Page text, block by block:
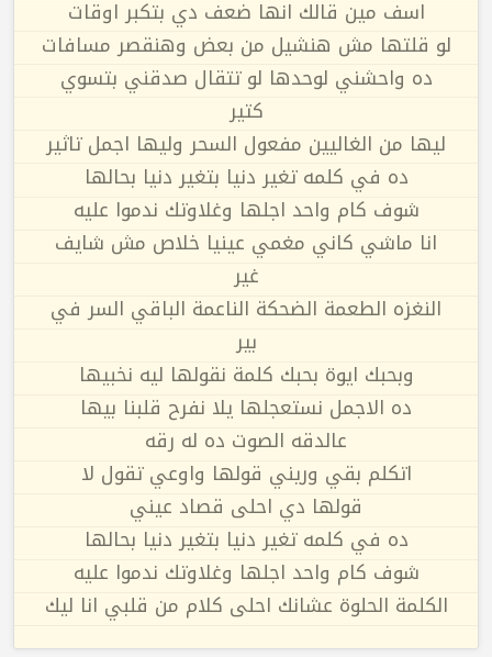
اسف مين قالك انها ضعف دي بتكبر اوقات
لو قلتها مش هنشيل من بعض وهنقصر مسافات
ده واحشني لوحدها لو تتقال صدقني بتسوي
كتير
ليها من الغاليين مفعول السحر وليها اجمل تاثير
ده في كلمه تغير دنيا بتغير دنيا بحالها
شوف كام واحد اجلها وغلاوتك ندموا عليه
انا ماشي كاني مغمي عينيا خلاص مش شايف
غير
النغزه الطعمة الضحكة الناعمة الباقي السر في
بير
وبحبك ايوة بحبك كلمة نقولها ليه نخبيها
ده الاجمل نستعجلها يلا نفرح قلبنا بيها
عالدقه الصوت ده له رقه
اتكلم بقي وريني قولها واوعي تقول لا
قولها دي احلى قصاد عيني
ده في كلمه تغير دنيا بتغير دنيا بحالها
شوف كام واحد اجلها وغلاوتك ندموا عليه
الكلمة الحلوة عشانك احلى كلام من قلبي انا ليك